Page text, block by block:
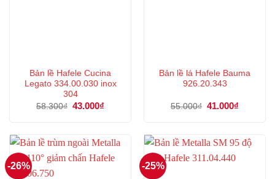
Bản lề Hafele Cucina
Legato 334.00.030 inox
304
58.300₫ Giá
43.000₫
Bản lề lá Hafele Bauma
926.20.343
55.000₫ Giá
41.000₫
41.000₫.
-26% -25%